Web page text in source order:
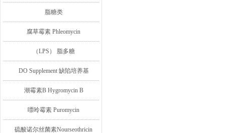
脂糖类
腐草霉素 Phleomycin
（LPS） 脂多糖
DO Supplement 缺陷培养基
潮霉素B Hygromycin B
嘌呤霉素 Puromycin
硫酸诺尔丝菌素Nourseothricin